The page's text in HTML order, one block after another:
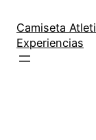
contenido
Camiseta
Experiencias